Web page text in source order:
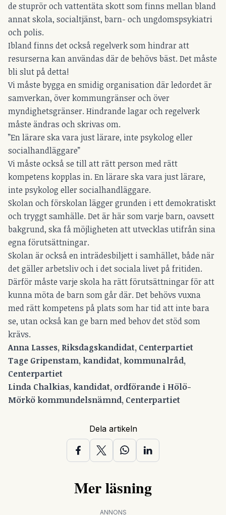
de stuprör och vattentäta skott som finns mellan bland
annat skola, socialtjänst, barn- och ungdomspsykiatri
och polis.
Ibland finns det också regelverk som hindrar att
resurserna kan användas där de behövs bäst. Det måste
bli slut på detta!
Vi måste bygga en smidig organisation där ledordet är
samverkan, över kommungränser och över
myndighetsgränser. Hindrande lagar och regelverk
måste ändras och skrivas om.
”En lärare ska vara just lärare, inte psykolog eller
socialhandläggare”
Vi måste också se till att rätt person med rätt
kompetens kopplas in. En lärare ska vara just lärare,
inte psykolog eller socialhandläggare.
Skolan och förskolan lägger grunden i ett demokratiskt
och tryggt samhälle. Det är här som varje barn, oavsett
bakgrund, ska få möjligheten att utvecklas utifrån sina
egna förutsättningar.
Skolan är också en inträdesbiljett i samhället, både när
det gäller arbetsliv och i det sociala livet på fritiden.
Därför måste varje skola ha rätt förutsättningar för att
kunna möta de barn som går där. Det behövs vuxna
med rätt kompetens på plats som har tid att inte bara
se, utan också kan ge barn med behov det stöd som
krävs.
Anna Lasses, Riksdagskandidat, Centerpartiet
Tage Gripenstam, kandidat, kommunalråd,
Centerpartiet
Linda Chalkias, kandidat, ordförande i Hölö-
Mörkö kommundelsnämnd, Centerpartiet
Dela artikeln
Mer läsning
ANNONS